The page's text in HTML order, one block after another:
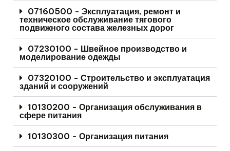
07160500 - Эксплуатация, ремонт и
техническое обслуживание тягового
подвижного состава железных дорог
07230100 - Швейное производство и
моделирование одежды
07320100 - Строительство и эксплуатация
зданий и сооружений
10130200 - Организация обслуживания в
сфере питания
10130300 - Организация питания